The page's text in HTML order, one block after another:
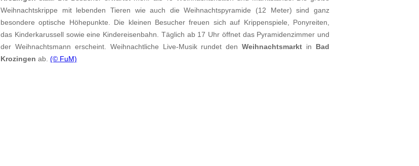
Weihnachtskrippe mit lebenden Tieren wie auch die Weihnachtspyramide (12 Meter) sind ganz
besondere optische Höhepunkte. Die kleinen Besucher freuen sich auf Krippenspiele, Ponyreiten,
das Kinderkarussell sowie eine Kindereisenbahn. Täglich ab 17 Uhr öffnet das Pyramidenzimmer und
der Weihnachtsmann erscheint. Weihnachtliche Live-Musik rundet denWeihnachtsmarkt in Bad
Krozingen ab. (© FuM)